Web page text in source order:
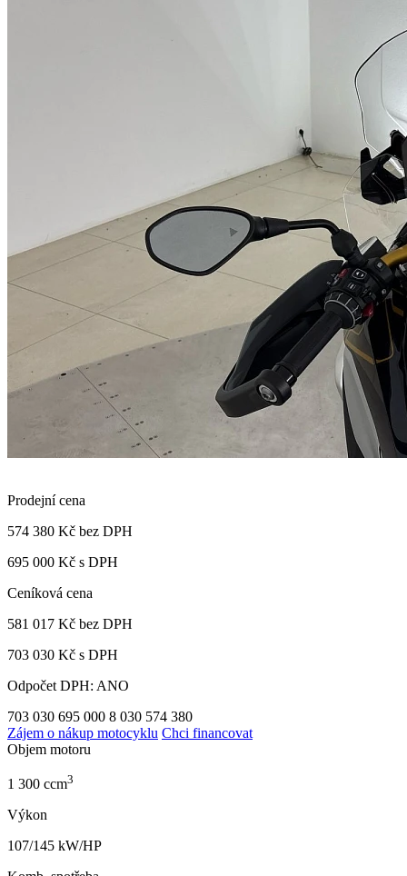
Prodejní cena
574 380 Kč bez DPH
695 000 Kč s DPH
Ceníková cena
581 017 Kč bez DPH
703 030 Kč s DPH
Odpočet DPH: ANO
703 030 695 000 8 030 574 380
Zájem o nákup motocyklu Chci financovat
Objem motoru
1 300 ccm3
Výkon
107/145 kW/HP